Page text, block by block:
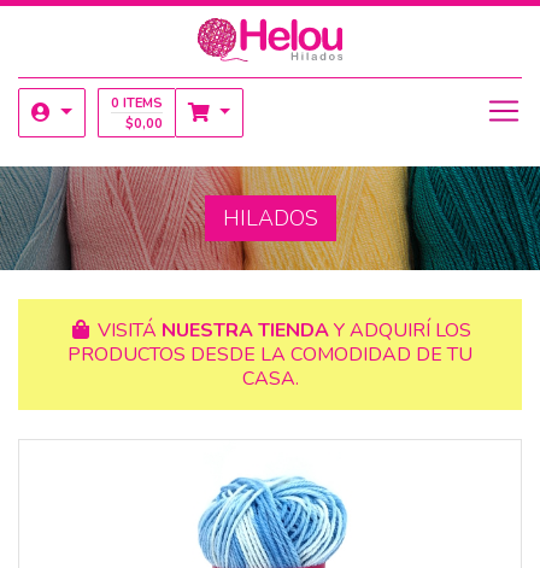
0 ITEMS
$0,00
HILADOS
VISITÁ NUESTRA TIENDAY ADQUIRÍ LOS
PRODUCTOS DESDE LA COMODIDAD DE TU
CASA.